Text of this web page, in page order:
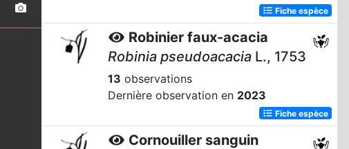
Fiche espèce
Robinier faux-acacia
Robinia pseudoacacia L., 1753
13 observations
Dernière observation en 2023
Fiche espèce
Cornouiller sanguin